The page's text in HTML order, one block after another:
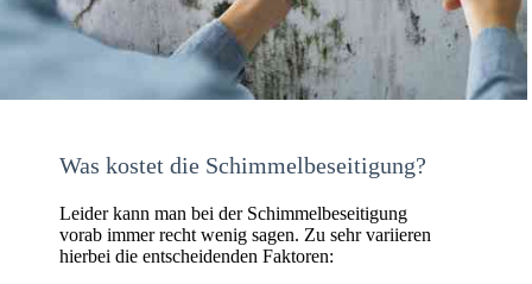
Was kostet die Schimmelbeseitigung?
Leider kann man bei der Schimmelbeseitigung
vorab immer recht wenig sagen. Zu sehr variieren
hierbei die entscheidenden Faktoren: